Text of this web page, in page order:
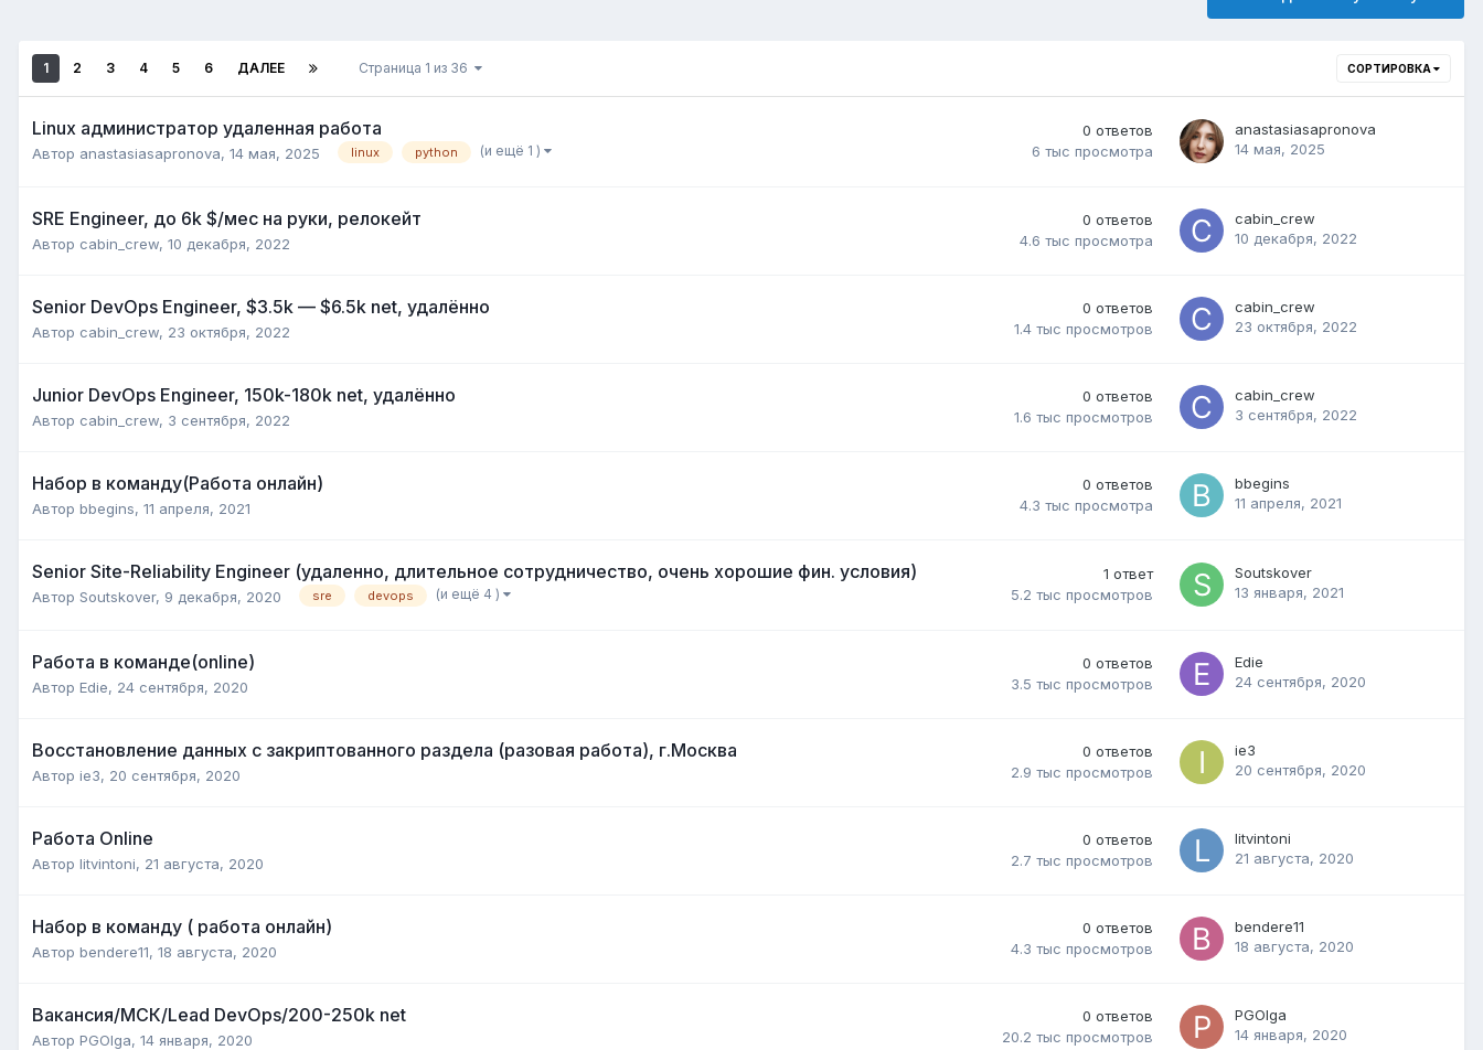
СОРТИРОВКА
1 2 3 4 5 6 ДАЛЕЕ Страница 1 из 36
Linux администратор удаленная работа
Автор anastasiasapronova, 14 мая, 2025 linux python (и ещё 1 )
0 ответов
6 тыс просмотра
anastasiasapronova
14 мая, 2025
SRE Engineer, до 6k $/мес на руки, релокейт
Автор cabin_crew, 10 декабря, 2022
0 ответов
4.6 тыс просмотра
cabin_crew
10 декабря, 2022
Senior DevOps Engineer, $3.5k —‍ $6.5k net, удалённо
Автор cabin_crew, 23 октября, 2022
0 ответов
1.4 тыс просмотров
cabin_crew
23 октября, 2022
Junior DevOps Engineer, 150k-180k net, удалённо
Автор cabin_crew, 3 сентября, 2022
0 ответов
1.6 тыс просмотров
cabin_crew
3 сентября, 2022
Набор в команду(Работа онлайн)
Автор bbegins, 11 апреля, 2021
0 ответов
4.3 тыс просмотра
bbegins
11 апреля, 2021
Senior Site-Reliability Engineer (удаленно, длительное сотрудничество, очень хорошие фин. условия)
Автор Soutskover, 9 декабря, 2020 sre devops (и ещё 4 )
1 ответ
5.2 тыс просмотров
Soutskover
13 января, 2021
Работа в команде(online)
Автор Edie, 24 сентября, 2020
0 ответов
3.5 тыс просмотров
Edie
24 сентября, 2020
Восстановление данных с закриптованного раздела (разовая работа), г.Москва
Автор ie3, 20 сентября, 2020
0 ответов
2.9 тыс просмотров
ie3
20 сентября, 2020
Работа Online
Автор litvintoni, 21 августа, 2020
0 ответов
2.7 тыс просмотров
litvintoni
21 августа, 2020
Набор в команду ( работа онлайн)
Автор bendere11, 18 августа, 2020
0 ответов
4.3 тыс просмотров
bendere11
18 августа, 2020
Вакансия/МСК/Lead DevOps/200-250k net
Автор PGOlga, 14 января, 2020
0 ответов
20.2 тыс просмотров
PGOlga
14 января, 2020